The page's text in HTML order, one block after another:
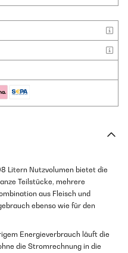
Litern Nutzvolumen bietet die
Teilstücke, mehrere
aus Fleisch und
ebenso wie für den
Energieverbrauch läuft die
die Stromrechnung in die